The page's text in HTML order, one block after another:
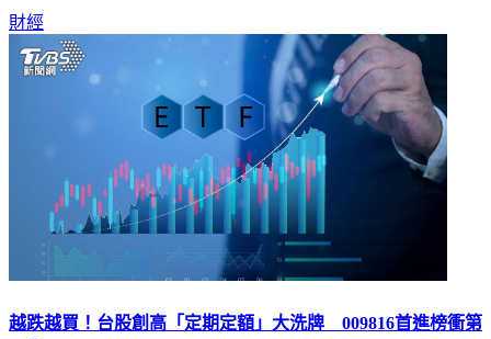
財經
越跌越買！台股創高「定期定額」大洗牌 009816首進榜衝第